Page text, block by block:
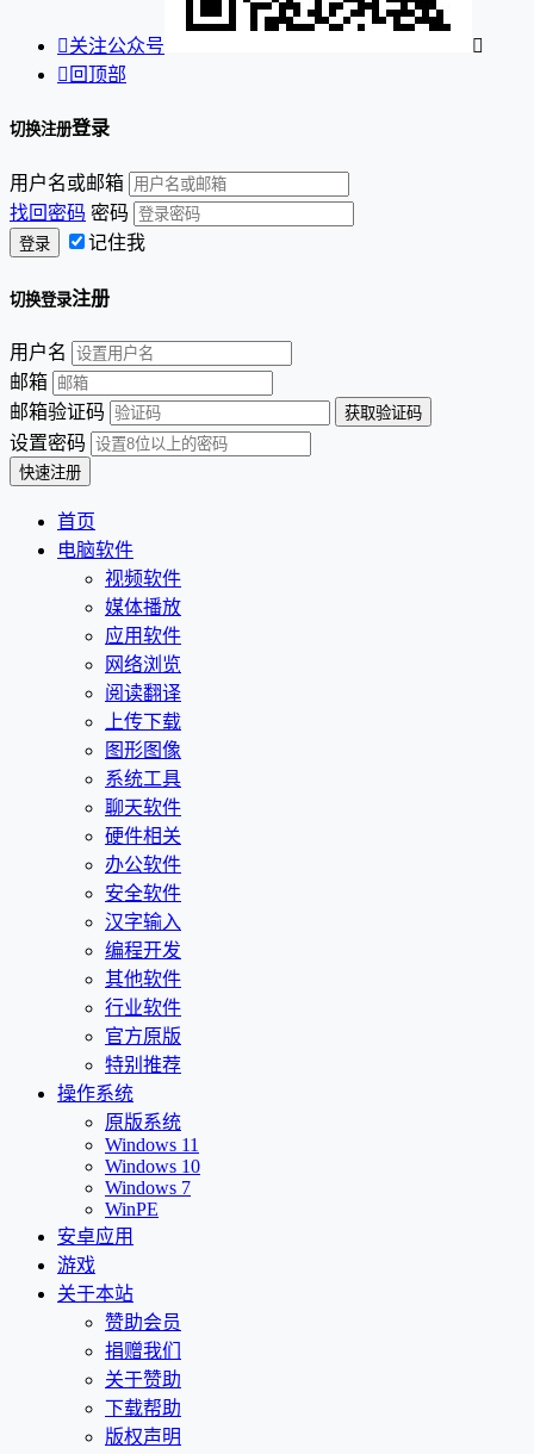
关注公众号

 回顶部
切换注册登录
用户名或邮箱
找回密码 密码
记住我
切换登录注册
用户名
邮箱
邮箱验证码
设置密码
首页
电脑软件
视频软件
媒体播放
应用软件
网络浏览
阅读翻译
上传下载
图形图像
系统工具
聊天软件
硬件相关
办公软件
安全软件
汉字输入
编程开发
其他软件
行业软件
官方原版
特别推荐
操作系统
原版系统
Windows 11
Windows 10
Windows 7
WinPE
安卓应用
游戏
关于本站
赞助会员
捐赠我们
关于赞助
下载帮助
版权声明